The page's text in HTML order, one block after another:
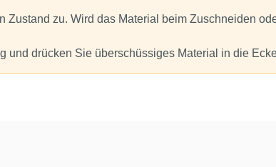
Zustand zu. Wird das Material beim Zuschneiden
und drücken Sie überschüssiges Material in die